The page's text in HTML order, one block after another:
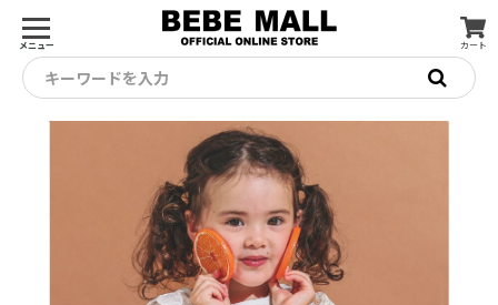
メニュー カート
キーワードを入力